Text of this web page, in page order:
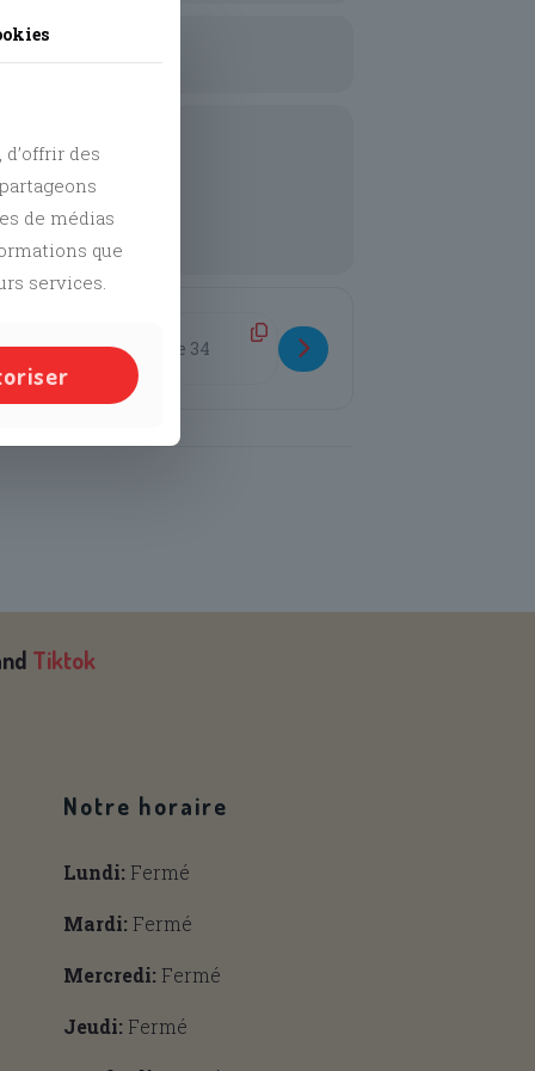
de 10 à 26 ans, rejoins-
Destination Address - Initiation au théâtre [9SFAzsucV]
Tiktok
Notre horaire
Lundi: Fermé
Mardi: Fermé
Mercredi: Fermé
Jeudi: Fermé
des
de médias
que
services.